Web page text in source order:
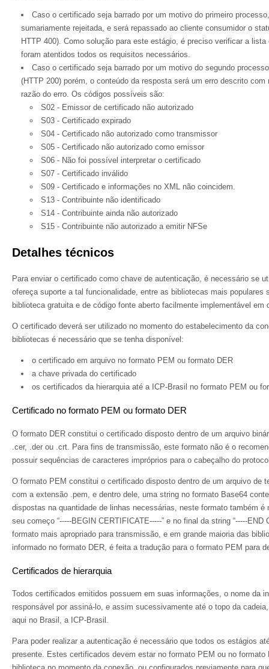
Caso o certificado seja barrado por um motivo do primeiro
sumariamente rejeitada, e será repassado ao cliente consumidor o
HTTP 400). Como solução para este estágio, é preciso verificar a
foram atentidos todos os requisitos necessários.
Caso o certificado seja barrado por um motivo do segundo
(HTTP 200) porém, o conteúdo da resposta será um erro descrito
razão do erro. Os códigos possíveis são:
S02 - Emissor de certificado não autorizado
S03 - Certificado expirado
S04 - Certificado não autorizado como transmissor
S05 - Certificado não autorizado como emissor
S06 - Não foi possível interpretar o certificado
S07 - Certificado inválido
S09 - Certificado e informações no XML não coincidem.
S13 - Contribuinte não identificado
S14 - Contribuinte ainda não autorizado
S15 - Contribuinte não autorizado a emitir NFSe
Detalhes técnicos
Para enviar o certificado como chave de autenticação, é necessário se
ofereça suporte a tal funcionalidade, entre as bibliotecas mais populares
biblioteca gratuita e de código fonte aberto facilmente implementável em
O certificado deverá ser utilizado no momento do estabelecimento da
bibliotecas é necessário que se tenha disponível:
o certificado em arquivo no formato PEM ou formato DER
a chave privada do certificado
os certificados da hierarquia até a ICP-Brasil no formato PEM ou
Certificado no formato PEM ou formato DER
O formato DER constitui o certificado disposto dentro de um arquivo
.cer, .der ou .crt. Para fins de transmissão, este formato não é o
possuir sequências de caracteres impróprios para o cabeçalho do
O formato PEM constitui o certificado disposto dentro de um arquivo de
com a extensão .pem, e dentro dele, uma string no formato Base64
dispostas na quantidade de linhas necessárias, neste formato também é
seu começo “-----BEGIN CERTIFICATE-----” e no final da string “-----END
formato mais apropriado para transmissão, e em grande maioria das
informado no formato DER, é feita a tradução para o formato PEM para
Certificados de hierarquia
Todos certificados emitidos possuem em suas informações, o nome da
responsável por assiná-lo, e assim sucessivamente até o topo da
aqui no Brasil, a ICP-Brasil.
Para poder realizar a autenticação é necessário que todos os estágios
presente. Estes certificados devem estar no formato PEM ou no formato